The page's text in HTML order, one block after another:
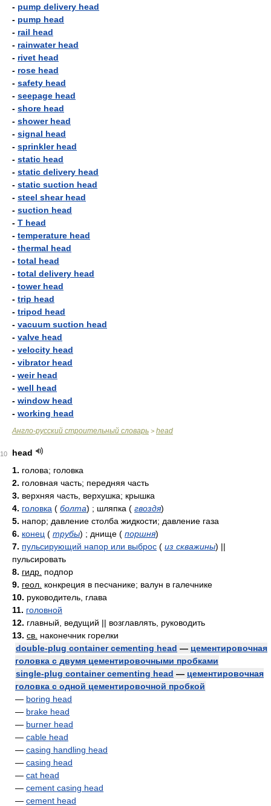
- pump delivery head
- pump head
- rail head
- rainwater head
- rivet head
- rose head
- safety head
- seepage head
- shore head
- shower head
- signal head
- sprinkler head
- static head
- static delivery head
- static suction head
- steel shear head
- suction head
- T head
- temperature head
- thermal head
- total head
- total delivery head
- tower head
- trip head
- tripod head
- vacuum suction head
- valve head
- velocity head
- vibrator head
- weir head
- well head
- window head
- working head
Англо-русский строительный словарь > head
10
head
1. голова; головка
2. головная часть; передняя часть
3. верхняя часть, верхушка; крышка
4. головка ( болта) ; шляпка ( гвоздя)
5. напор; давление столба жидкости; давление газа
6. конец ( трубы) ; днище ( поршня)
7. пульсирующий напор или выброс ( из скважины) ||
пульсировать
8. гидр. подпор
9. геол. конкреция в песчанике; валун в галечнике
10. руководитель, глава
11. головной
12. главный, ведущий || возглавлять, руководить
13. св. наконечник горелки
double-plug container cementing head — цементировочная
головка с двумя цементировочными пробками
single-plug container cementing head — цементировочная
головка с одной цементировочной пробкой
— boring head
— brake head
— burner head
— cable head
— casing handling head
— casing head
— cat head
— cement casing head
— cement head